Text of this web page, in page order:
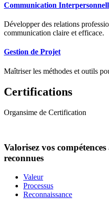
Communication
Développer des relations
communication claire et efficace.
Gestion de Projet
Maîtriser les méthodes et outils
Certifications
Organsime de Certification
Valorisez vos
reconnues
Valeur
Processus
Reconnaissance